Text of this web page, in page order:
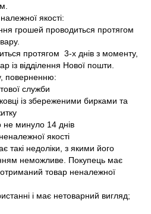
якості:
грошей проводиться протягом
протягом 3-х днів з моменту,
із відділення Нової пошти.
поверненню:
служби
із збереженими бирками та
не минуло 14 днів
якості
такі недоліки, з якими його
неможливе. Покупець має
товар неналежної
і має нетоварний вигляд;